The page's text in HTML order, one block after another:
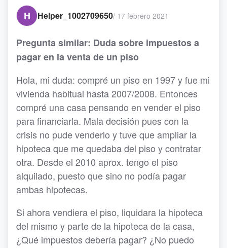
H
Helper_1002709650/ 17 febrero 2021
Pregunta similar: Duda sobre impuestos a
pagar en la venta de un piso
Hola, mi duda: compré un piso en 1997 y fue mi
vivienda habitual hasta 2007/2008. Entonces
compré una casa pensando en vender el piso
para financiarla. Mala decisión pues con la
crisis no pude venderlo y tuve que ampliar la
hipoteca que me quedaba del piso y contratar
otra. Desde el 2010 aprox. tengo el piso
alquilado, puesto que sino no podía pagar
ambas hipotecas.
Si ahora vendiera el piso, liquidara la hipoteca
del mismo y parte de la hipoteca de la casa,
¿Qué impuestos debería pagar? ¿No puedo